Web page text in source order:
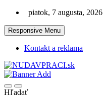
Skip
content
piatok, 7 augusta, 2026
Responsive Menu
Kontakt a reklama
nudaVpráci.sk
Hľadať